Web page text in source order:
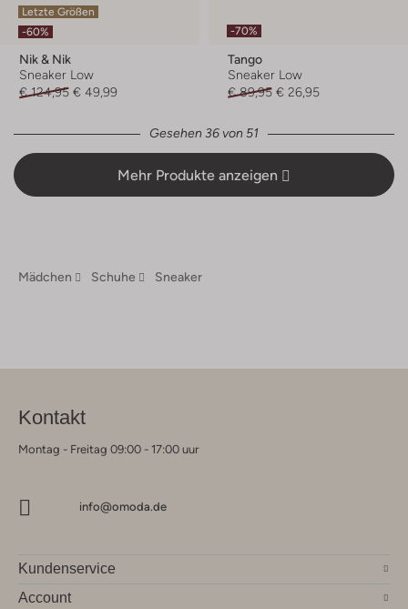
Letzte Größen
-60%
Nik & Nik
Sneaker Low
€ 124,95 € 49,99
-70%
Tango
Sneaker Low
€ 89,95 € 26,95
Gesehen 36 von 51
Mehr Produkte anzeigen
Mädchen Schuhe Sneaker
Kontakt
Montag - Freitag 09:00 - 17:00 uur
info@omoda.de
Kundenservice
Account